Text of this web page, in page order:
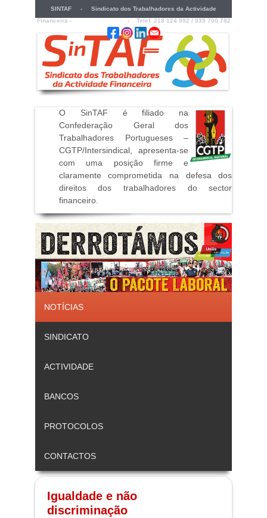
SINTAF - Sindicato dos Trabalhadores da Actividade
Financeira -
- Telef. 218 124 992 / 935 700 782
O SinTAF é filiado na
Confederação Geral dos
Trabalhadores Portugueses –
CGTP/Intersindical, apresenta-se
com uma posição firme e
claramente comprometida na defesa dos
direitos dos trabalhadores do sector
financeiro.
NOTÍCIAS
SINDICATO
ACTIVIDADE
BANCOS
PROTOCOLOS
CONTACTOS
Igualdade e não
discriminação